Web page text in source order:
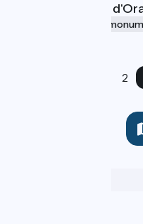
Théâtre Antique
Sites and historical
2